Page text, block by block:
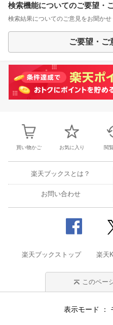
検索機能についてのご要望・
検索結果についてのご意見をお聞かせ
ご要望・ご
買い物かご お気に入り 閲
楽天ブックスとは？
お問い合わせ
楽天ブックストップ 楽天
このペー
表示モード